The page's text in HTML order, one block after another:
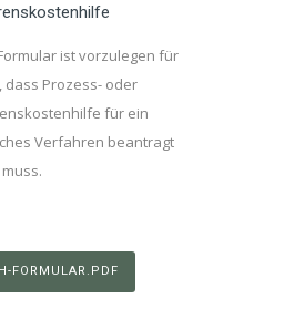
ist vorzulegen für
dass Prozess- oder
für ein
Verfahren beantragt
FORMULAR.PDF